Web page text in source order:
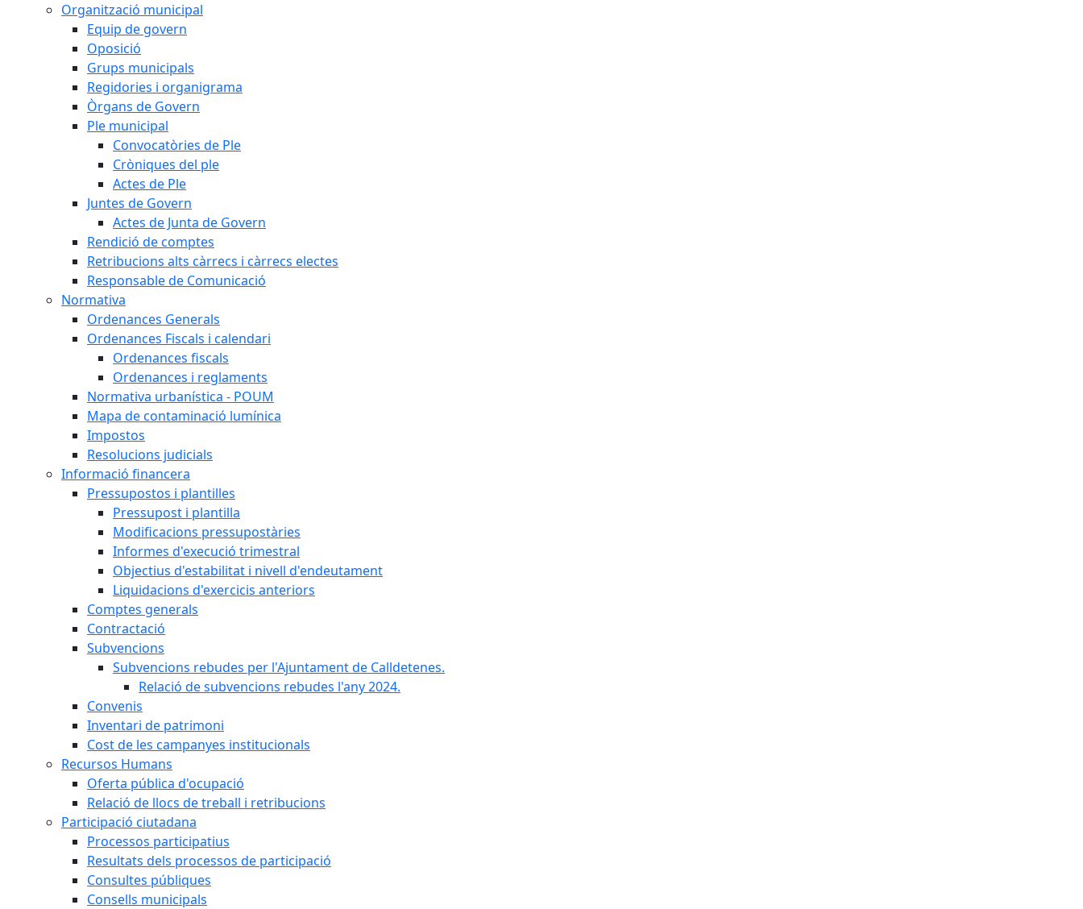
Organització municipal
Equip de govern
Oposició
Grups municipals
Regidories i organigrama
Òrgans de Govern
Ple municipal
Convocatòries de Ple
Cròniques del ple
Actes de Ple
Juntes de Govern
Actes de Junta de Govern
Rendició de comptes
Retribucions alts càrrecs i càrrecs electes
Responsable de Comunicació
Normativa
Ordenances Generals
Ordenances Fiscals i calendari
Ordenances fiscals
Ordenances i reglaments
Normativa urbanística - POUM
Mapa de contaminació lumínica
Impostos
Resolucions judicials
Informació financera
Pressupostos i plantilles
Pressupost i plantilla
Modificacions pressupostàries
Informes d'execució trimestral
Objectius d'estabilitat i nivell d'endeutament
Liquidacions d'exercicis anteriors
Comptes generals
Contractació
Subvencions
Subvencions rebudes per l'Ajuntament de Calldetenes.
Relació de subvencions rebudes l'any 2024.
Convenis
Inventari de patrimoni
Cost de les campanyes institucionals
Recursos Humans
Oferta pública d'ocupació
Relació de llocs de treball i retribucions
Participació ciutadana
Processos participatius
Resultats dels processos de participació
Consultes públiques
Consells municipals